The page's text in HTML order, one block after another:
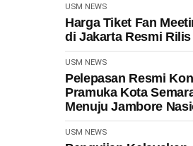
USM NEWS
Harga Tiket Fan
di Jakarta Resmi Rilis
USM NEWS
Pelepasan Resmi
Pramuka Kota
Menuju Jambore
USM NEWS